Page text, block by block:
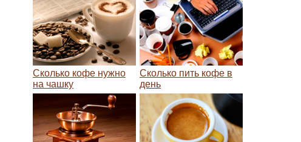
Сколько кофе нужно
на чашку
Сколько пить кофе в
день